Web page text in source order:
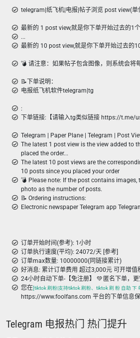
telegram|纸飞机|电报|帖子浏览 post view(单
最新的 1 post view,就是你下单开始过去的1
...
最新的 10 post view,就是你下单开始过去的
💣︎ 请注意：如果帖子包含图像，则系统会将
📝下单说明：
电报纸飞机软件telegram|tg
:
下单链接:【请输入tg类似链接 https://t.me/
Telegram | Paper Plane | Telegram | Post
The latest 1 post view is the view added to
placed the order...
The latest 10 post views are the
10 posts since you placed your order
💣 Please note: If the post contains images,
photo as the number of posts.
📝 Ordering instructions:
Electronic newspaper Telegram app
订单开始时间(参考): 1小时
订单执行速度(平均): 24072/天 [参考]
订单max数量: 10000000(同链接累计)
好消息: 累计订单费用 超过3,000元 可开增值
24小时自动下单-【免注册】 💚 匿名下单，更
您在[tiktok 刷粉|支持tiktok 刷粉、tiktok 刷 粉 自助 下
https://www.foolfans.com 平台的下单信息保
Telegram 电报热门 热门提升